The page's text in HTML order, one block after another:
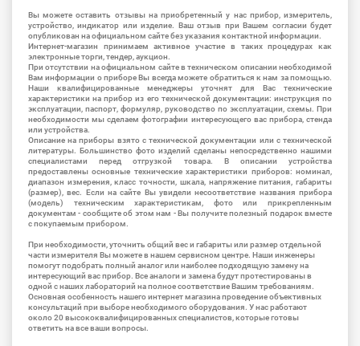
Вы можете оставить отзывы на приобретенный у нас прибор, измеритель,
устройство, индикатор или изделие. Ваш отзыв при Вашем согласии будет
опубликован на официальном сайте без указания контактной информации.
Интернет-магазин принимаем активное участие в таких процедурах как
электронные торги, тендер, аукцион.
При отсутствии на официальном сайте в техническом описании необходимой
Вам информации о приборе Вы всегда можете обратиться к нам за помощью.
Наши квалифицированные менеджеры уточнят для Вас технические
характеристики на прибор из его технической документации: инструкция по
эксплуатации, паспорт, формуляр, руководство по эксплуатации, схемы. При
необходимости мы сделаем фотографии интересующего вас прибора, стенда
или устройства.
Описание на приборы взято с технической документации или с технической
литературы. Большинство фото изделий сделаны непосредственно нашими
специалистами перед отгрузкой товара. В описании устройства
предоставлены основные технические характеристики приборов: номинал,
диапазон измерения, класс точности, шкала, напряжение питания, габариты
(размер), вес. Если на сайте Вы увидели несоответствие названия прибора
(модель) техническим характеристикам, фото или прикрепленным
документам - сообщите об этом нам - Вы получите полезный подарок вместе
с покупаемым прибором.
При необходимости, уточнить общий вес и габариты или размер отдельной
части измерителя Вы можете в нашем сервисном центре. Наши инженеры
помогут подобрать полный аналог или наиболее подходящую замену на
интересующий вас прибор. Все аналоги и замена будут протестированы в
одной с наших лабораторий на полное соответствие Вашим требованиям.
Основная особенность нашего интернет магазина проведение объективных
консультаций при выборе необходимого оборудования. У нас работают
около 20 высококвалифицированных специалистов, которые готовы
ответить на все ваши вопросы.